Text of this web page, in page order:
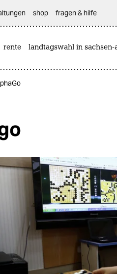
shop fragen & hilfe
rente landtagswahl in sachsen-